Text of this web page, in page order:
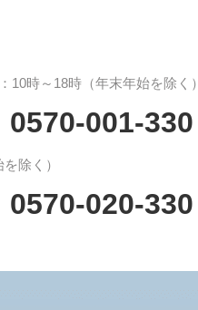
10時～18時（年末年始を除く）
0570-001-330
除く）
0570-020-330